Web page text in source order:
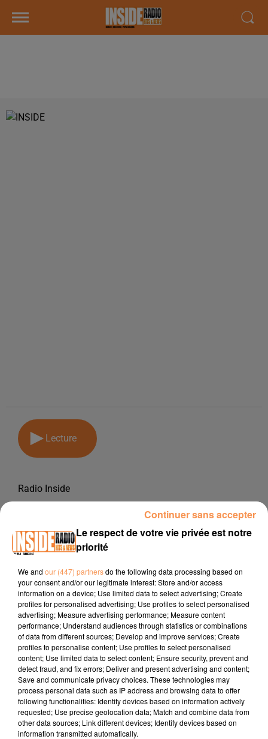
Lecture
Radio Inside
PODCAST DE PSL: EMISSION DU LUNDI 3 DECEMBRE 2018
PODCAST DE PSL: EMISSION DU LUNDI 03 DECEMBRE
2018
TITRES DIFFUSÉS
18h42
18h42 18h37
18h37 18h32
18h32
Le respect de votre vie privée est notre
priorité
We and our (447) partnersdo the following data processing based on
your consent and/or our legitimate interest: Store and/or access
information on a device; Use limited data to select advertising; Create
profiles for personalised advertising; Use profiles to select personalised
advertising; Measure advertising performance; Measure content
performance; Understand audiences through statistics or combinations
of data from different sources; Develop and improve services; Create
profiles to personalise content; Use profiles to select personalised
content; Use limited data to select content; Ensure security, prevent and
detect fraud, and fix errors; Deliver and present advertising and content;
Save and communicate privacy choices. These technologies may
process personal data such as IP address and browsing data to offer
following functionalities: Identify devices based on information actively
requested; Use precise geolocation data; Match and combine data from
other data sources; Link different devices; Identify devices based on
information transmitted automatically.
Continuer sans accepter